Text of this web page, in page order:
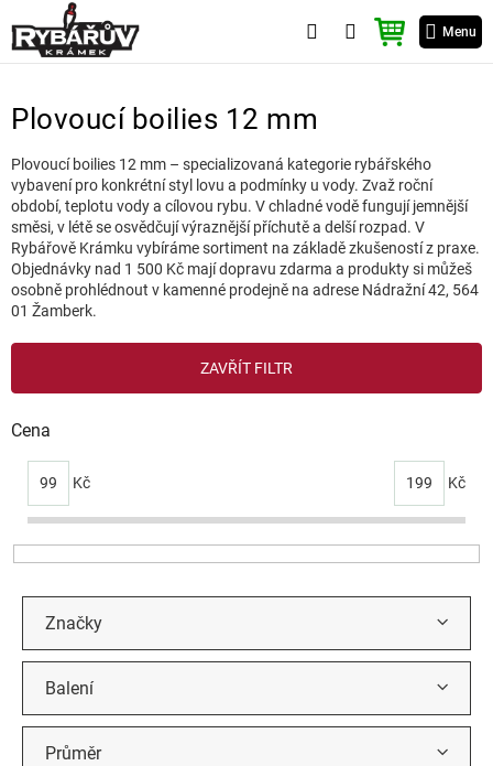
na
obsah
Menu
NÁKUPNÍ
KOŠÍK
Plovoucí boilies 12 mm
Plovoucí boilies 12 mm – specializovaná kategorie rybářského
vybavení pro konkrétní styl lovu a podmínky u vody. Zvaž roční
období, teplotu vody a cílovou rybu. V chladné vodě fungují jemnější
směsi, v létě se osvědčují výraznější příchutě a delší rozpad. V
Rybářově Krámku vybíráme sortiment na základě zkušeností z praxe.
Objednávky nad 1 500 Kč mají dopravu zdarma a produkty si můžeš
osobně prohlédnout v kamenné prodejně na adrese Nádražní 42, 564
01 Žamberk.
ZAVŘÍT FILTR
Cena
99 Kč 199 Kč
Značky
Balení
Průměr
V
p
i
d
u